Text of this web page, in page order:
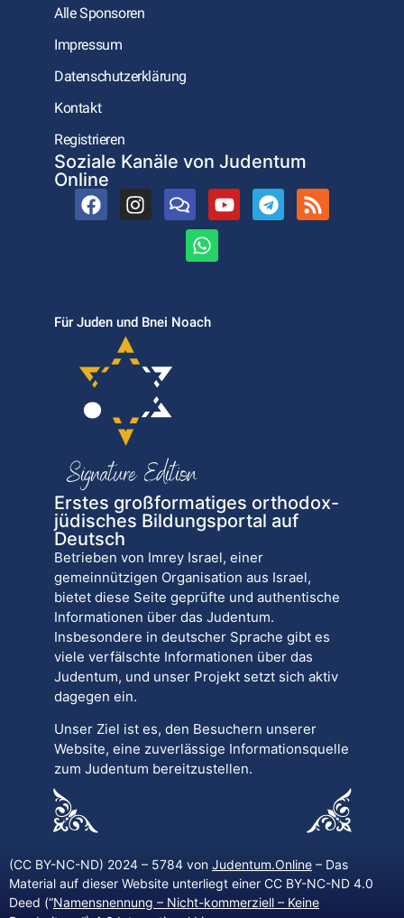
Alle Sponsoren
Impressum
Datenschutzerklärung
Kontakt
Registrieren
Soziale Kanäle von Judentum
Online
Für Juden und Bnei Noach
Erstes großformatiges orthodox-
jüdisches Bildungsportal auf
Deutsch
Betrieben von Imrey Israel, einer
gemeinnützigen Organisation aus Israel,
bietet diese Seite geprüfte und authentische
Informationen über das Judentum.
Insbesondere in deutscher Sprache gibt es
viele verfälschte Informationen über das
Judentum, und unser Projekt setzt sich aktiv
dagegen ein.
Unser Ziel ist es, den Besuchern unserer
Website, eine zuverlässige Informationsquelle
zum Judentum bereitzustellen.
(CC BY-NC-ND) 2024 – 5784 von Judentum.Online – Das
Material auf dieser Website unterliegt einer CC BY-NC-ND 4.0
Deed (“Namensnennung – Nicht-kommerziell – Keine